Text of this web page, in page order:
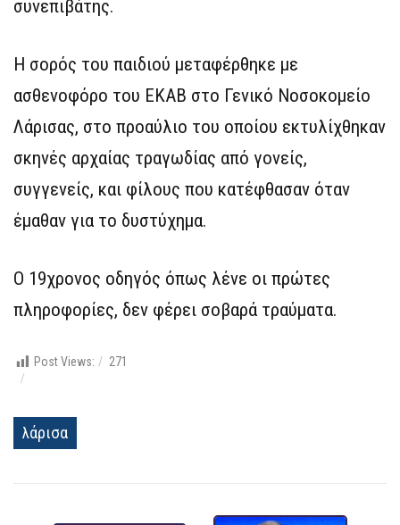
συνεπιβάτης.
Η σορός του παιδιού μεταφέρθηκε με
ασθενοφόρο του ΕΚΑΒ στο Γενικό Νοσοκομείο
Λάρισας, στο προαύλιο του οποίου εκτυλίχθηκαν
σκηνές αρχαίας τραγωδίας από γονείς,
συγγενείς, και φίλους που κατέφθασαν όταν
έμαθαν για το δυστύχημα.
Ο 19χρονος οδηγός όπως λένε οι πρώτες
πληροφορίες, δεν φέρει σοβαρά τραύματα.
Post Views: 271
λάρισα